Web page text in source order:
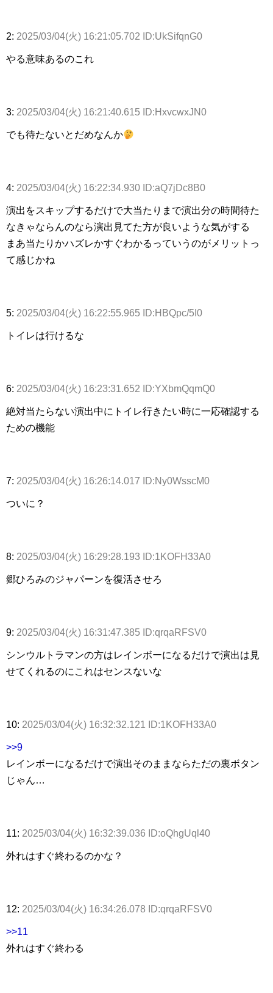
2: 2025/03/04(火) 16:21:05.702 ID:UkSifqnG0
やる意味あるのこれ
3: 2025/03/04(火) 16:21:40.615 ID:HxvcwxJN0
でも待たないとだめなんか
4: 2025/03/04(火) 16:22:34.930 ID:aQ7jDc8B0
演出をスキップするだけで大当たりまで演出分の時間待た
なきゃならんのなら演出見てた方が良いような気がする
まあ当たりかハズレかすぐわかるっていうのがメリットっ
て感じかね
5: 2025/03/04(火) 16:22:55.965 ID:HBQpc/5I0
トイレは行けるな
6: 2025/03/04(火) 16:23:31.652 ID:YXbmQqmQ0
絶対当たらない演出中にトイレ行きたい時に一応確認する
ための機能
7: 2025/03/04(火) 16:26:14.017 ID:Ny0WsscM0
ついに？
8: 2025/03/04(火) 16:29:28.193 ID:1KOFH33A0
郷ひろみのジャパーンを復活させろ
9: 2025/03/04(火) 16:31:47.385 ID:qrqaRFSV0
シンウルトラマンの方はレインボーになるだけで演出は見
せてくれるのにこれはセンスないな
10: 2025/03/04(火) 16:32:32.121 ID:1KOFH33A0
>>9
レインボーになるだけで演出そのままならただの裏ボタン
じゃん…
11: 2025/03/04(火) 16:32:39.036 ID:oQhgUql40
外れはすぐ終わるのかな？
12: 2025/03/04(火) 16:34:26.078 ID:qrqaRFSV0
>>11
外れはすぐ終わる